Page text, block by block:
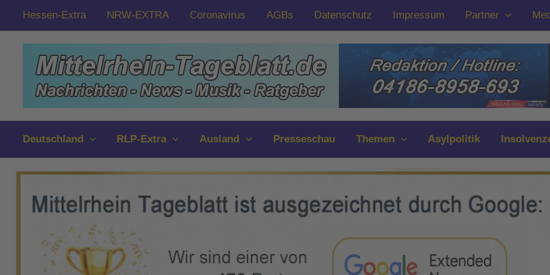
Zum
springen
Hessen-Extra NRW-EXTRA Coronavirus AGBs Datenschutz Impressum Partner
Deutschland RLP-Extra Ausland Presseschau Themen Asylpolitik